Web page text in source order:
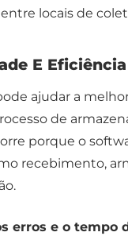
locais de
E Eficiência
ajudar a
de
porque o
recebimento,
erros e o tempo